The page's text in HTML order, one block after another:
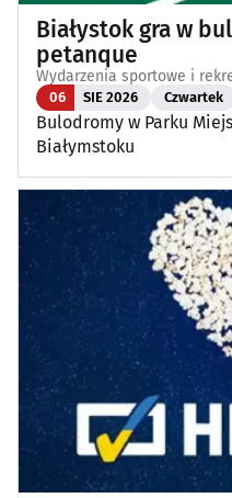
Białystok gra w
petanque
Wydarzenia sportowe i
06 SIE 2026 Czwartek
Bulodromy w Parku
Białymstoku